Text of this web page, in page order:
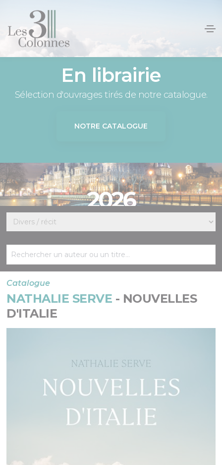
En librairie
Sélection d'ouvrages tirés de notre catalogue.
NOTRE CATALOGUE
2026
Catalogue
NATHALIE SERVE - NOUVELLES
D'ITALIE